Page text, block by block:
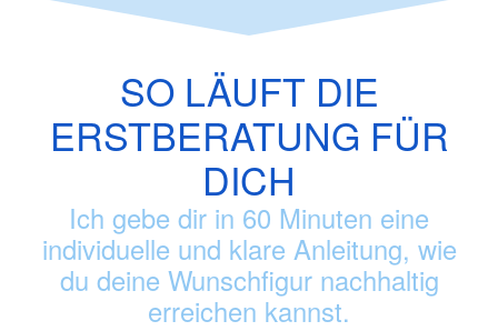
SO LÄUFT DIE
ERSTBERATUNG FÜR
DICH
Ich gebe dir in 60 Minuten eine
individuelle und klare Anleitung, wie
du deine Wunschfigur nachhaltig
erreichen kannst.